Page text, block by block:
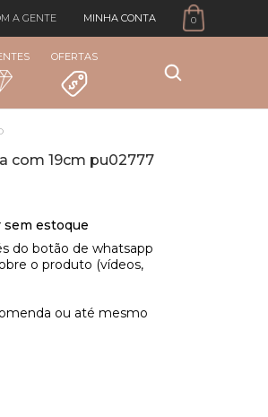
A GENTE MINHA CONTA 0
OFERTAS
com 19cm pu02777